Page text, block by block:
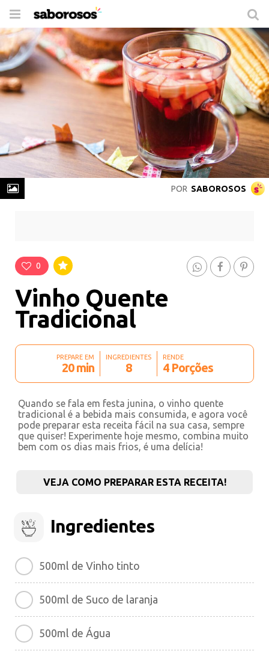
Trocar
navegação
POR SABOROSOS
0
Vinho Quente
Tradicional
PREPARE EM
20 min
INGREDIENTES
8
RENDE
4 Porções
Quando se fala em festa junina, o vinho quente
tradicional é a bebida mais consumida, e agora você
pode preparar esta receita fácil na sua casa, sempre
que quiser! Experimente hoje mesmo, combina muito
bem com os dias mais frios, é uma delícia!
VEJA COMO PREPARAR ESTA RECEITA!
Ingredientes
500ml de Vinho tinto
500ml de Suco de laranja
500ml de Água